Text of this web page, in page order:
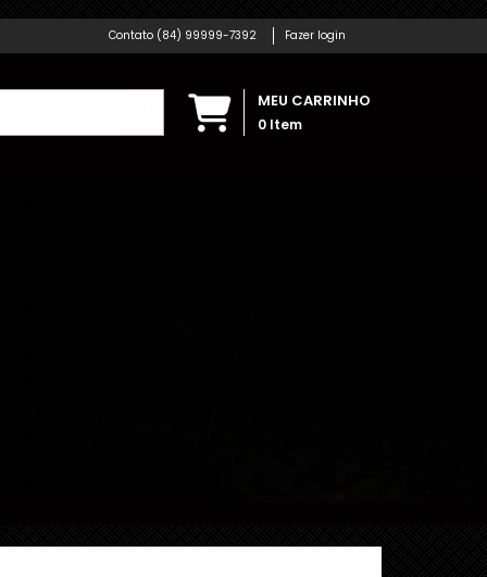
(84) 99999-7392
Fazer login
MEU CARRINHO
0 Item